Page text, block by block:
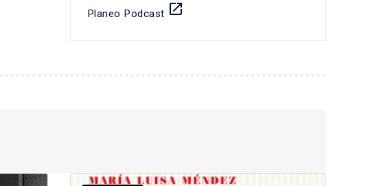
Planeo Podcast launch